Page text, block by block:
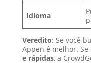
Idioma
Veredito: Se você
Appen é melhor. Se
e rápidas, a